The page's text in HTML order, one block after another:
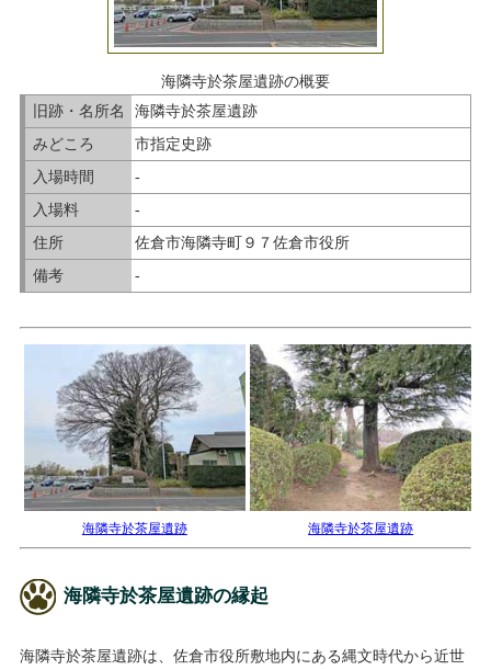
海隣寺於茶屋遺跡の概要
旧跡・名所名
海隣寺於茶屋遺跡
みどころ
市指定史跡
入場時間
-
入場料
-
住所
佐倉市海隣寺町９７佐倉市役所
備考
-
海隣寺於茶屋遺跡 海隣寺於茶屋遺跡
海隣寺於茶屋遺跡の縁起
海隣寺於茶屋遺跡は、佐倉市役所敷地内にある縄文時代から近世